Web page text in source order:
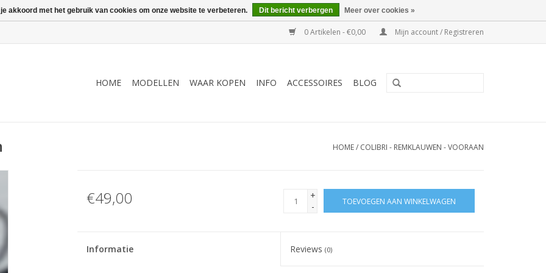
0 Artikelen - €0,00 Mijn account / Registreren
HOME MODELLEN WAAR KOPEN INFO ACCESSOIRES BLOG
HOME/ COLIBRI - REMKLAUWEN - VOORAAN
€49,00
+
-
TOEVOEGEN AAN WINKELWAGEN
Informatie Reviews(0)
akkoord met het gebruik van cookies om onze website te verbeteren. Dit bericht verbergen Meer over cookies »